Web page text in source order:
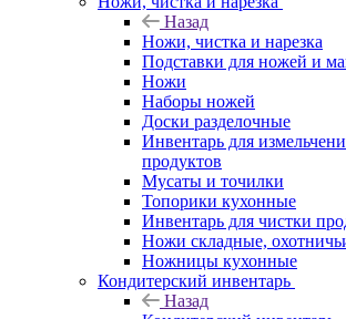
Назад
Ножи, чистка и нарезка
Подставки для ножей и
Ножи
Наборы ножей
Доски разделочные
Инвентарь для
продуктов
Мусаты и точилки
Топорики кухонные
Инвентарь для чистки
Ножи складные,
Ножницы кухонные
Кондитерский инвентарь
Назад